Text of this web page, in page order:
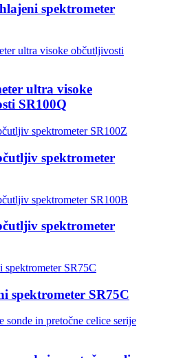
spektrometer
ultra visoke
SR100Q
spektrometer
spektrometer
spektrometer SR75C